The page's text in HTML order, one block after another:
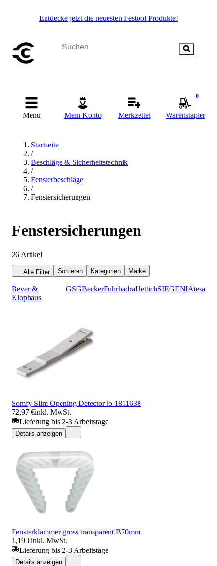
Entdecke jetzt die neuesten Festool Produkte!
Menü Mein Konto Merkzettel
0
Warenstapler
Startseite
/
Beschläge & Sicherheitstechnik
/
Fensterbeschläge
/
Fenstersicherungen
Fenstersicherungen
26 Artikel
Alle Filter Sortieren Kategorien Marke
Bever &
Klophaus
GSGBeckerFuhrhadraHettichSIEGENIAtesa
Somfy Slim Opening Detector io 1811638
72,97 €inkl. MwSt.
Lieferung bis 2-3 Arbeitstage
Details anzeigen
Fensterklammer gross transparent,B70mm
1,19 €inkl. MwSt.
Lieferung bis 2-3 Arbeitstage
Details anzeigen